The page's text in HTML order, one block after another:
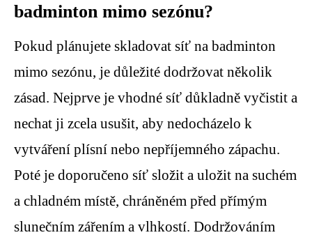
badminton mimo sezónu?
Pokud plánujete skladovat síť na badminton
mimo sezónu, je důležité dodržovat několik
zásad. Nejprve je vhodné síť důkladně vyčistit a
nechat ji zcela usušit, aby nedocházelo k
vytváření plísní nebo nepříjemného zápachu.
Poté je doporučeno síť složit a uložit na suchém
a chladném místě, chráněném před přímým
slunečním zářením a vlhkostí. Dodržováním